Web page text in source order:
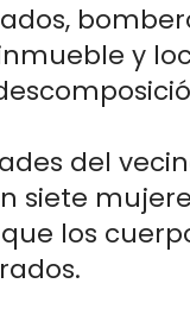
y
del
siete
los